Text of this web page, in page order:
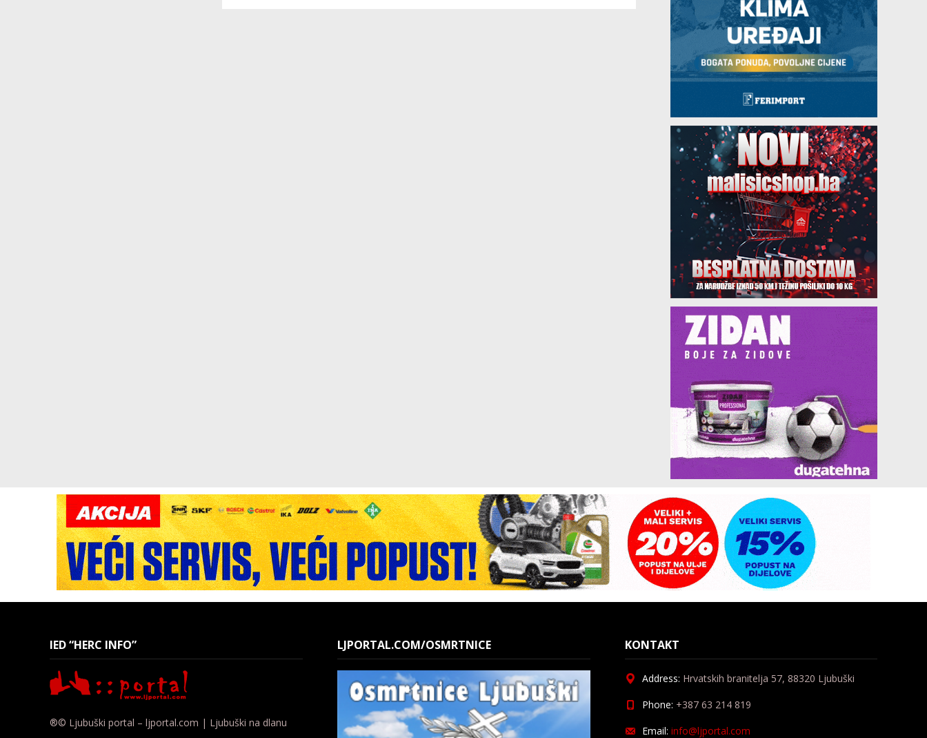
IED “HERC INFO”
®© Ljubuški portal – ljportal.com | Ljubuški na dlanu
LJPORTAL.COM/OSMRTNICE KONTAKT
Address: Hrvatskih branitelja 57, 88320 Ljubuški
Phone: +387 63 214 819
Email: info@ljportal.com